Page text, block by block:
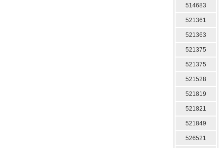
514683
521361
521363
521375
521375
521528
521819
521821
521849
526521